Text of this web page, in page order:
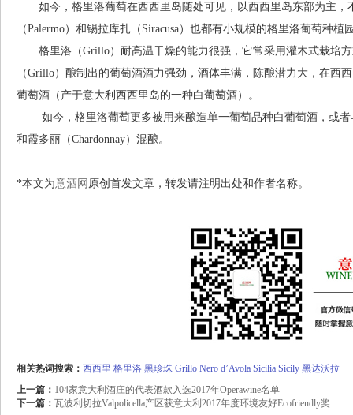
如今，格里洛葡萄在西西里岛随处可见，以西西里岛东部为主，
（Palermo）和锡拉库扎（Siracusa）也都有小规模的格里洛葡萄种植
格里洛（Grillo）耐高温干燥的能力很强，它常采用灌木式栽培方
（Grillo）酿制出的葡萄酒酒力强劲，酒体丰满，陈酿潜力大，在西
葡萄酒（产于意大利西西里岛的一种白葡萄酒）。
如今，格里洛葡萄更多被用来酿造单一葡萄品种白葡萄酒，或者
和霞多丽（Chardonnay）混酿。
*本文为意酒网 原创首发文章，转发请注明出处和作者名称。
相关热词搜索： 西西里 格里洛 黑珍珠 Grillo Nero d’Avola Sicilia Sicily 黑达沃拉
上一篇： 104家意大利酒庄的代表酒款入选2017年Operawine名单
下一篇： 瓦波利切拉Valpolicella产区获意大利2017年度环境友好Ecofriendly奖